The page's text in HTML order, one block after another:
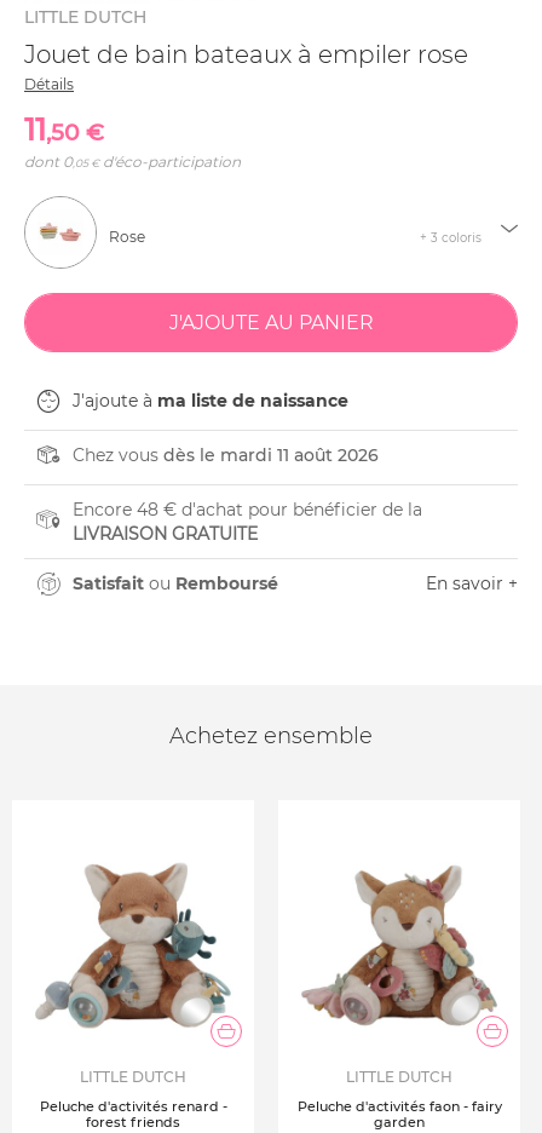
LITTLE DUTCH
Jouet de bain bateaux à empiler rose
Détails
11,50 €
dont 0,05 €d'éco-participation
Rose + 3 coloris
J'ajoute à ma liste de naissance
Chez vous dès le mardi 11 août 2026
Encore 48 € d'achat pour bénéficier de la
LIVRAISON GRATUITE
Satisfait ou Remboursé En savoir +
Achetez ensemble
LITTLE DUTCH
Peluche d'activités renard -
forest friends
LITTLE DUTCH
Peluche d'activités faon - fairy
garden